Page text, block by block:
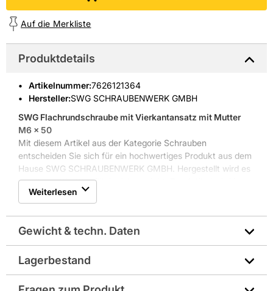
Auf die Merkliste
Produktdetails
Artikelnummer:7626121364
Hersteller:SWG SCHRAUBENWERK GMBH
SWG Flachrundschraube mit Vierkantansatz mit Mutter
M6 x 50
Mit diesem Artikel aus der Kategorie Schrauben
entscheiden Sie sich für ein hochwertiges Produkt aus dem
Hause SWG SCHRAUBENWERK GMBH. Hergestellt wird es
aus Stahl. Die Oberfläche ist verzinkt. Der Artikel wird im
Karton versandt.
Weitere Produkteigenschaften: mit Vierkantansatz und
Schaft, Metrisches Regelgewinde
Weiterlesen
Gewicht & techn. Daten
Gewicht pro Verkaufseinheit: 1,5 kg
Lagerbestand